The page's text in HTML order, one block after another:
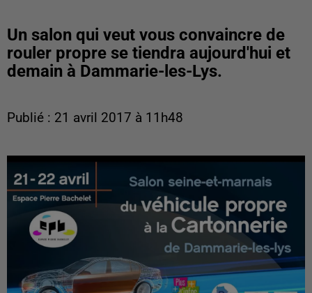
Un salon qui veut vous convaincre de
rouler propre se tiendra aujourd'hui et
demain à Dammarie-les-Lys.
Publié : 21 avril 2017 à 11h48